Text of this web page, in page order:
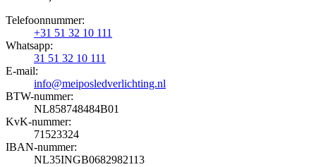
Telefoonnummer:
+31 51 32 10 111
Whatsapp:
31 51 32 10 111
E-mail:
info@meiposledverlichting.nl
BTW-nummer:
NL858748484B01
KvK-nummer:
71523324
IBAN-nummer:
NL35INGB0682982113